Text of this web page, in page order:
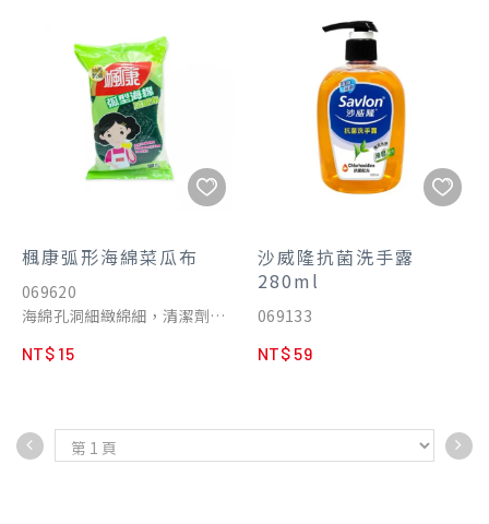
垢、油漬。
2. 溫和不傷手，無香不刺鼻：
嚴選自然潔淨配方，無添加香
精、色料、石化溶劑、
Paraben防腐劑，溫和不刺
鼻、不刺激肌膚
非石化溶劑清潔劑，亦不破壞
廚房電器材質。
楓康弧形海綿菜瓜布
069620
海綿孔洞細緻綿細，清潔劑泡
節省清潔劑使用
金鋼砂去汙力強，用來清潔難
刮除的汙垢，不建議用在容易
NT$ 15
沙威隆抗菌洗手露
280ml
069133
NT$ 59